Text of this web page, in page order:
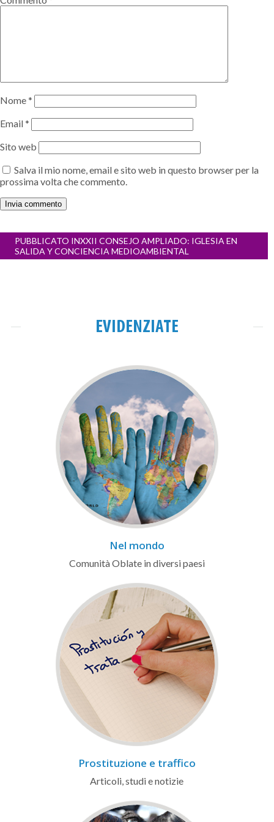
Nome*
Email*
Sito web
Salva il mio nome, email e sito web in questo browser per la
prossima volta che commento.
Navigazione
articoli
PUBBLICATO INXXII CONSEJO AMPLIADO: IGLESIA EN
SALIDA Y CONCIENCIA MEDIOAMBIENTAL
EVIDENZIATE
Nel mondo
Comunità Oblate in diversi paesi
Prostituzione e traffico
Articoli, studi e notizie